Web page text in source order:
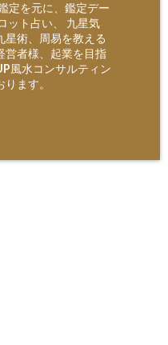
定を元に、鑑定デー
ット占い、 九星気
星術、周易を教える
営者様、起業を目指
風水コンサルティン
ます。